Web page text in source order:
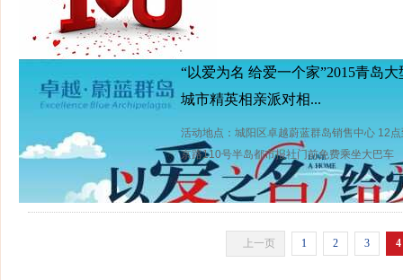
“以爱为名 给爱一个家”2015青岛大
城市精英相亲派对相...
活动地点：城阳区卓越蔚蓝群岛销售中心 12
京路110号半岛都市报社门前免费乘坐大巴车
上一页 1 2 3 4